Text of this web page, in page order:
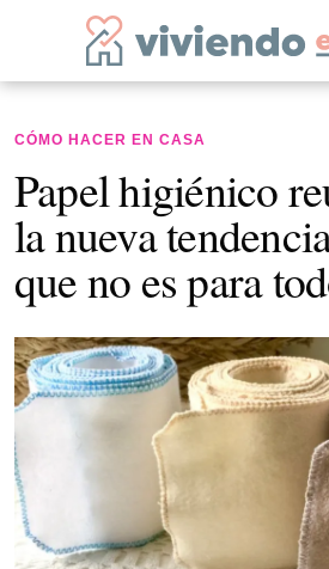
CÓMO HACER EN CASA
Papel higiénico
la nueva
que no es para